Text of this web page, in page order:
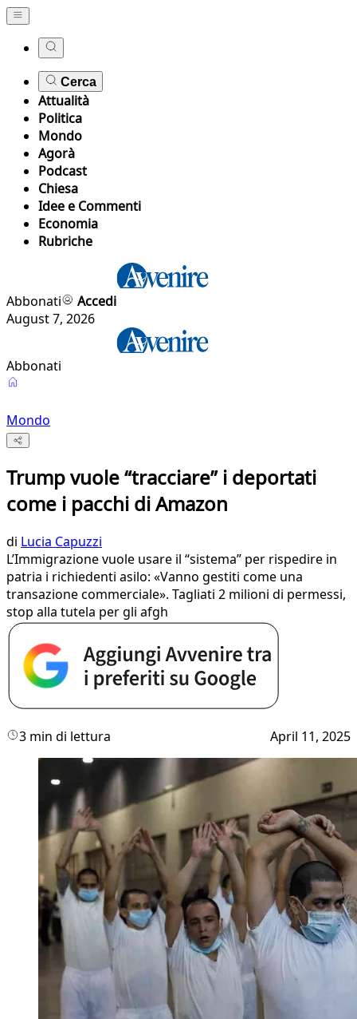
Cerca
Attualità
Politica
Mondo
Agorà
Podcast
Chiesa
Idee e Commenti
Economia
Rubriche
Abbonati
Accedi
August 7, 2026
Abbonati
Mondo
Trump vuole “tracciare” i deportati
come i pacchi di Amazon
di Lucia Capuzzi
L’Immigrazione vuole usare il “sistema” per rispedire in
patria i richiedenti asilo: «Vanno gestiti come una
transazione commerciale». Tagliati 2 milioni di permessi,
stop alla tutela per gli afgh
3 min di lettura April 11, 2025